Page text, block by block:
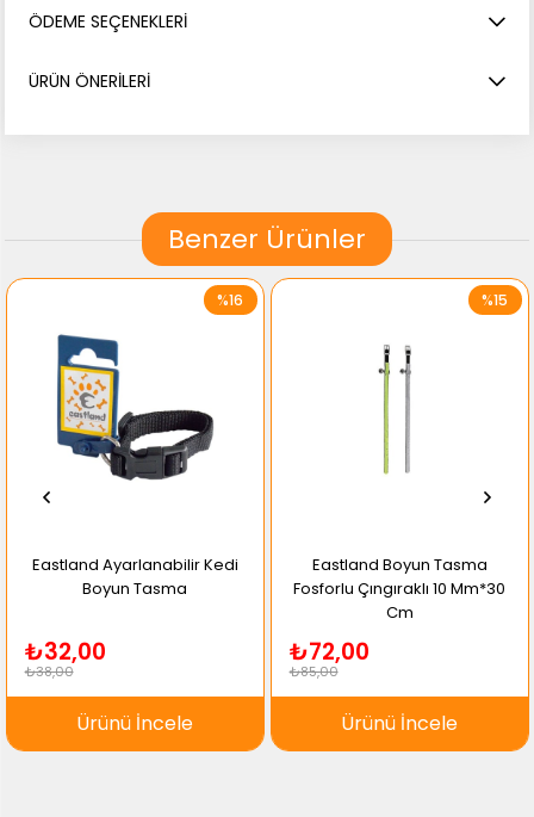
ÖDEME SEÇENEKLERI
ÜRÜN ÖNERILERI
Benzer Ürünler
Eastland Ayarlanabilir Kedi
Boyun Tasma
₺32,00
₺38,00
Ürünü İncele
%16
Eastland Boyun Tasma
Fosforlu Çıngıraklı 10 Mm*30
Cm
₺72,00
₺85,00
Ürünü İncele
%15